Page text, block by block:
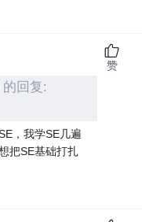
回复:
，我学SE几遍
把SE基础打扎
赞